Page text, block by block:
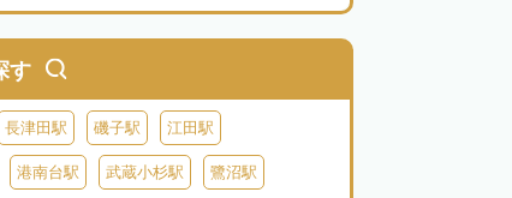
す
長津田駅 磯子駅 江田駅
港南台駅 武蔵小杉駅 鷺沼駅